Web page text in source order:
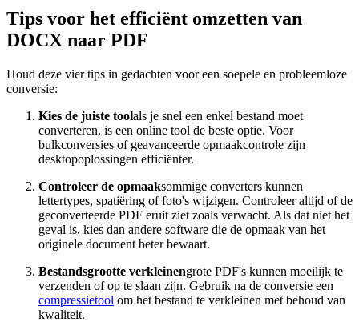
Tips voor het efficiënt omzetten van
DOCX naar PDF
Houd deze vier tips in gedachten voor een soepele en probleemloze
conversie:
Kies de juiste toolals je snel een enkel bestand moet
converteren, is een online tool de beste optie. Voor
bulkconversies of geavanceerde opmaakcontrole zijn
desktopoplossingen efficiënter.
Controleer de opmaaksommige converters kunnen
lettertypes, spatiëring of foto's wijzigen. Controleer altijd of de
geconverteerde PDF eruit ziet zoals verwacht. Als dat niet het
geval is, kies dan andere software die de opmaak van het
originele document beter bewaart.
Bestandsgrootte verkleinengrote PDF's kunnen moeilijk te
verzenden of op te slaan zijn. Gebruik na de conversie een
compressietool om het bestand te verkleinen met behoud van
kwaliteit.